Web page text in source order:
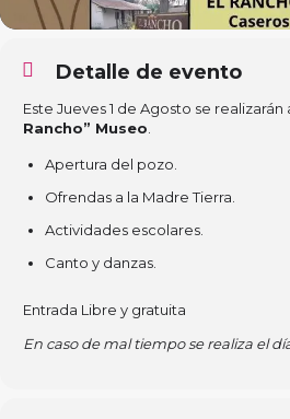
Detalle de evento
Este Jueves 1 de Agosto se
Rancho” Museo.
Apertura del pozo.
Ofrendas a la Madre Tierra.
Actividades escolares.
Canto y danzas.
Entrada Libre y gratuita
En caso de mal tiempo se realiza el